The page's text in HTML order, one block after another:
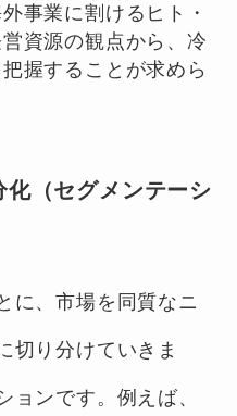
事業に割けるヒト・
資源の観点から、冷
握することが求めら
（セグメンテーシ
に、市場を同質なニ
切り分けていきま
ョンです。例えば、